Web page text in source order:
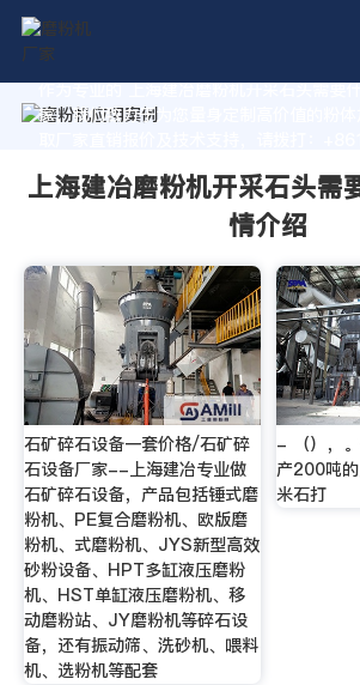
作为专业的 上海建冶磨粉机开采石头需要
家，我们致力于为您量身定制高价值的粉体
上海建冶磨粉机开采石头需
情介绍
石矿碎石设备一套价格/石矿碎
石设备厂家--上海建冶专业做
石矿碎石设备，产品包括锤式磨
粉机、PE复合磨粉机、欧版磨
粉机、式磨粉机、JYS新型高效
砂粉设备、HPT多缸液压磨粉
机、HST单缸液压磨粉机、移
动磨粉站、JY磨粉机等碎石设
备，还有振动筛、洗砂机、喂料
机、选粉机等配套
- （），
产200吨
米石打